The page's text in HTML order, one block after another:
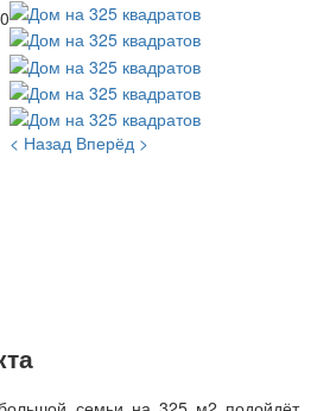
< Назад Вперёд >